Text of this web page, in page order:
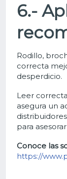
6.-
Rodillo,
correcta
desperdicio.
Leer
asegura un
para
Conoce las
https://